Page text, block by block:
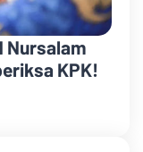
Nursalam
KPK!